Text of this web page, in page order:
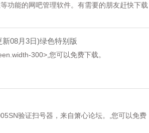
功能的网吧管理软件。有需要的朋友赶快下载
08月3日)绿色特别版
300>,您可以免费下载。
验证扫号器，来自箫心论坛。,您可以免费